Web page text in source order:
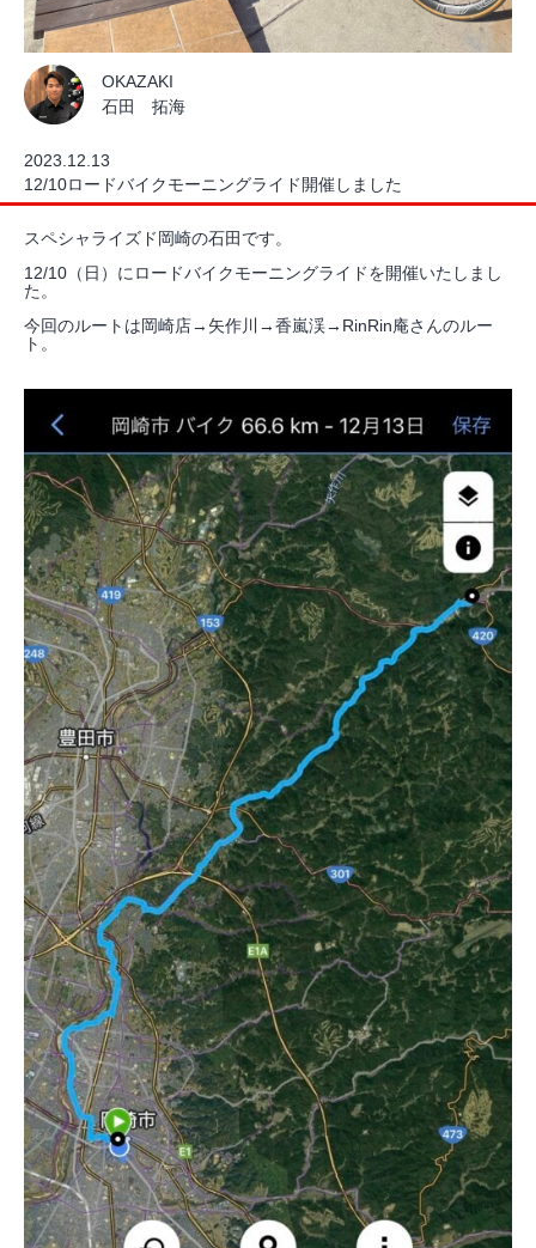
OKAZAKI
石田 拓海
2023.12.13
12/10ロードバイクモーニングライド開催しました
スペシャライズド岡崎の石田です。
12/10（日）にロードバイクモーニングライドを開催いたしまし
た。
今回のルートは岡崎店→矢作川→香嵐渓→RinRin庵さんのルー
ト。